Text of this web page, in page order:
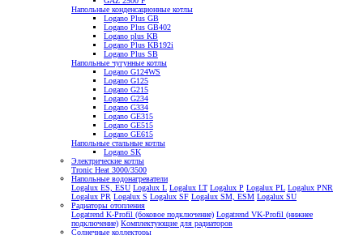
Напольные конденсационные котлы
Logano Plus GB
Logano Plus GB402
Logano plus KB
Logano Plus KB192i
Logano Plus SB
Напольные чугунные котлы
Logano G124WS
Logano G125
Logano G215
Logano G234
Logano G334
Logano GE315
Logano GE515
Logano GE615
Напольные стальные котлы
Logano SK
Электрические котлы
Tronic Heat 3000/3500
Напольные водонагреватели
Logalux ES, ESU Logalux L Logalux LT Logalux P Logalux PL Logalux PNR
Logalux PR Logalux S Logalux SF Logalux SM, ESM Logalux SU
Радиаторы отопления
Logatrend K-Profil (боковое подключение) Logatrend VK-Profil (нижнее
подключение) Комплектующие для радиаторов
Солнечные коллекторы